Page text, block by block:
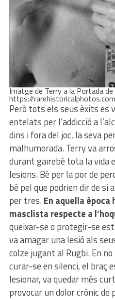
Imatge de Terry a la Portada
https://rarehistoricalphotos.com
Però tots els seus èxits es
entelats per l’addicció a
dins i fora del joc, la seva
malhumorada. Terry va
durant gairebé tota la vida
lesions. Bé per la por de
bé pel que podrien dir de si
per tres.En aquella
masclista respecte a
queixar-se o protegir-se
va amagar una lesió als
colze jugant al Rugbi. En
curar-se en silenci, el braç
lesionar, va quedar més
provocar un dolor crònic de